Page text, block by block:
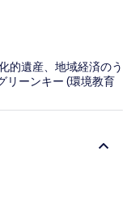
的遺産、地域経済のう
リーンキー (環境教育